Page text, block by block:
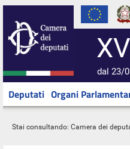
dal 23/
Deputati Organi
Stai consultando: Camera dei